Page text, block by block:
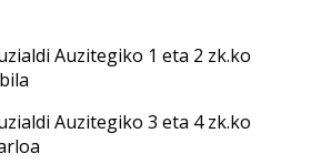
Auzitegiko 1 eta 2 zk.ko
Auzitegiko 3 eta 4 zk.ko